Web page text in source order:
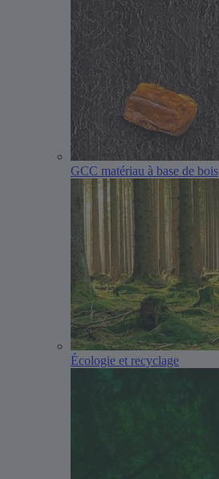
GCC matériau à base de bois
Écologie et recyclage